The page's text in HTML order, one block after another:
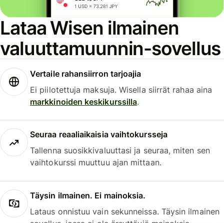
Lataa Wisen ilmainen
valuuttamuunnin-sovellus
Vertaile rahansiirron tarjoajia
Ei piilotettuja maksuja. Wisella siirrät rahaa aina
markkinoiden keskikurssilla.
Seuraa reaaliaikaisia vaihtokursseja
Tallenna suosikkivaluuttasi ja seuraa, miten sen
vaihtokurssi muuttuu ajan mittaan.
Täysin ilmainen. Ei mainoksia.
Lataus onnistuu vain sekunneissa. Täysin ilmainen